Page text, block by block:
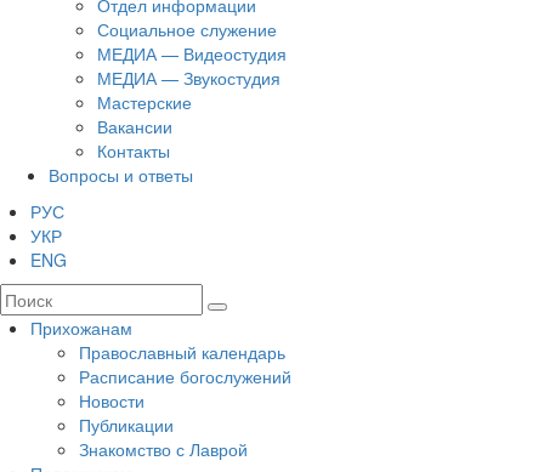
Отдел информации
Социальное служение
МЕДИА — Видеостудия
МЕДИА — Звукостудия
Мастерские
Вакансии
Контакты
Вопросы и ответы
РУС
УКР
ENG
Прихожанам
Православный календарь
Расписание богослужений
Новости
Публикации
Знакомство с Лаврой